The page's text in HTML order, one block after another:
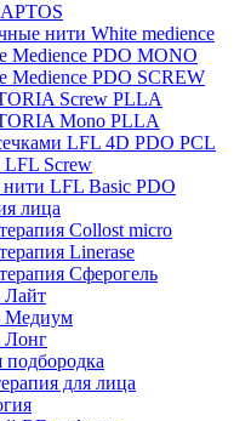
нити White medience
Medience PDO MONO
Medience PDO SCREW
Screw PLLA
Mono PLLA
LFL 4D PDO PCL
Screw
LFL Basic PDO
лица
Collost micro
Linerase
Сферогель
Лайт
Медиум
Лонг
для лица